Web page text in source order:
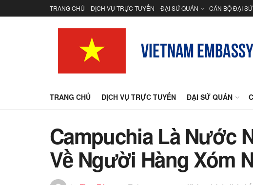
TRANG CHỦ DỊCH VỤ TRỰC TUYẾN ĐẠI SỨ QUÁN CÁN BỘ ĐẠI
TRANG CHỦ DỊCH VỤ TRỰC TUYẾN ĐẠI SỨ QUÁN
Campuchia Là Nước
Về Người Hàng Xóm